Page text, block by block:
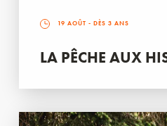
19 AOÛT - DÈS 3 ANS
LA PÊCHE AUX